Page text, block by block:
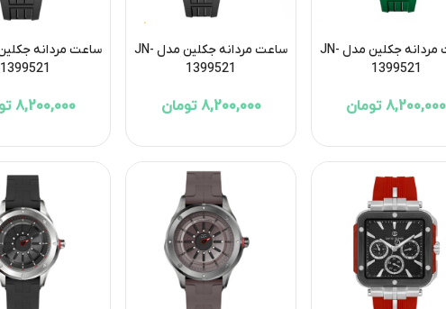
ساعت مردانه جکلین مدل JN-
1399521
8,200,000 تومان
ساعت مردانه جکلین مدل JN-
1399521
8,200,000 تومان
1399521
8,200,000 تومان